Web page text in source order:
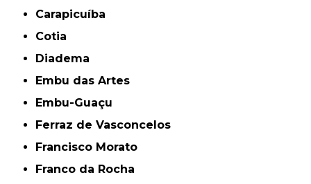
Carapicuíba
Cotia
Diadema
Embu das Artes
Embu-Guaçu
Ferraz de Vasconcelos
Francisco Morato
Franco da Rocha